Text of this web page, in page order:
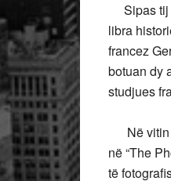
Sipas tij
libra
francez
botuan dy
studjues
Në vitin
në “The
të